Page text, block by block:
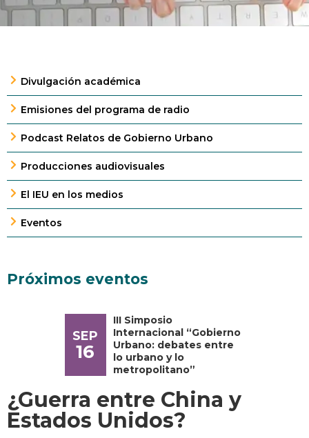
Divulgación académica
Emisiones del programa de radio
Podcast Relatos de Gobierno Urbano
Producciones audiovisuales
El IEU en los medios
Eventos
Próximos eventos
SEP
16
III Simposio
Internacional “Gobierno
Urbano: debates entre
lo urbano y lo
metropolitano”
¿Guerra entre China y
Estados Unidos?